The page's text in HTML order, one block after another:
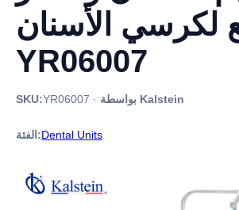
لكرسي الأسنان
YR06007
SKU:YR06007 · بواسطة Kalstein
الفئة:Dental Units